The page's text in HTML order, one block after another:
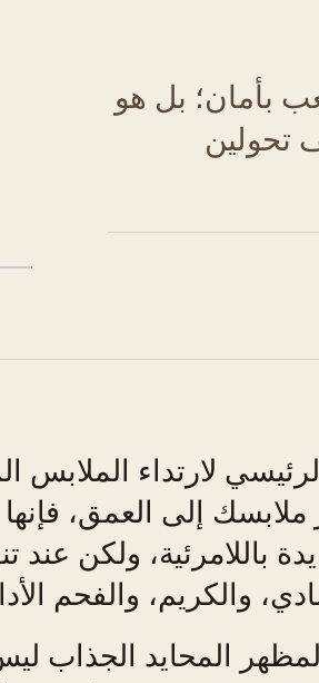
بأمان؛ بل هو
تحولين
لارتداء الملابس
ملابسك إلى العمق، فإنها
باللامرئية، ولكن
والكريم، والفحم
المحايد الجذاب